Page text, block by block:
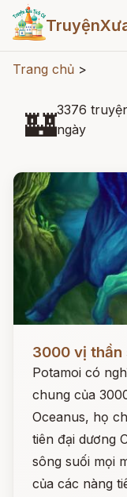
Trang chủ >
🏰3376
ngày
3000 vị thần
Potamoi có
chung của
Oceanus, họ
tiên đại dương
sông suối mọi
của các nàng